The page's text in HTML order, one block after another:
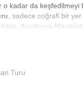
o kadar da
, sadece coğrafi bir
Avusturya-
hükmetmek
aceleye getirilmiş
Turu